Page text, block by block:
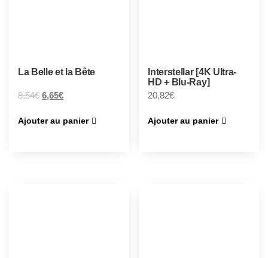
La Belle et la Bête
8,54€ 6,65€
Ajouter au panier
Interstellar [4K Ultra-
HD + Blu-Ray]
20,82€
Ajouter au panier